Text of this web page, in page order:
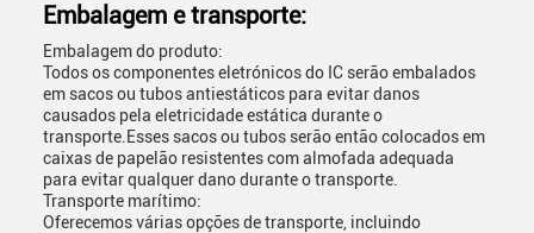
Embalagem e transporte:
Embalagem do produto:
Todos os componentes eletrónicos do IC serão embalados
em sacos ou tubos antiestáticos para evitar danos
causados pela eletricidade estática durante o
transporte.Esses sacos ou tubos serão então colocados em
caixas de papelão resistentes com almofada adequada
para evitar qualquer dano durante o transporte.
Transporte marítimo:
Oferecemos várias opções de transporte, incluindo